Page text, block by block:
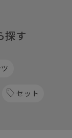
探す
セット